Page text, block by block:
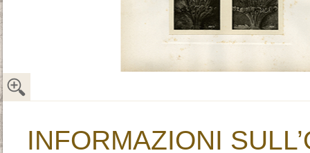
INFORMAZIONI